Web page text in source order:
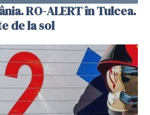
RO-ALERT în Tulcea.
de la sol